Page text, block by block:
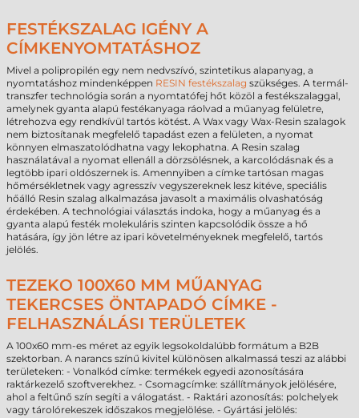
FESTÉKSZALAG IGÉNY A
CÍMKENYOMTATÁSHOZ
Mivel a polipropilén egy nem nedvszívó, szintetikus alapanyag, a
nyomtatáshoz mindenképpen RESIN festékszalag szükséges. A termál-
transzfer technológia során a nyomtatófej hőt közöl a festékszalaggal,
amelynek gyanta alapú festékanyaga ráolvad a műanyag felületre,
létrehozva egy rendkívül tartós kötést. A Wax vagy Wax-Resin szalagok
nem biztosítanak megfelelő tapadást ezen a felületen, a nyomat
könnyen elmaszatolódhatna vagy lekophatna. A Resin szalag
használatával a nyomat ellenáll a dörzsölésnek, a karcolódásnak és a
legtöbb ipari oldószernek is. Amennyiben a címke tartósan magas
hőmérsékletnek vagy agresszív vegyszereknek lesz kitéve, speciális
hőálló Resin szalag alkalmazása javasolt a maximális olvashatóság
érdekében. A technológiai választás indoka, hogy a műanyag és a
gyanta alapú festék molekuláris szinten kapcsolódik össze a hő
hatására, így jön létre az ipari követelményeknek megfelelő, tartós
jelölés.
TEZEKO 100X60 MM MŰANYAG
TEKERCSES ÖNTAPADÓ CÍMKE -
FELHASZNÁLÁSI TERÜLETEK
A 100x60 mm-es méret az egyik legsokoldalúbb formátum a B2B
szektorban. A narancs színű kivitel különösen alkalmassá teszi az alábbi
területeken: - Vonalkód címke: termékek egyedi azonosítására
raktárkezelő szoftverekhez. - Csomagcímke: szállítmányok jelölésére,
ahol a feltűnő szín segíti a válogatást. - Raktári azonosítás: polchelyek
vagy tárolórekeszek időszakos megjelölése. - Gyártási jelölés: